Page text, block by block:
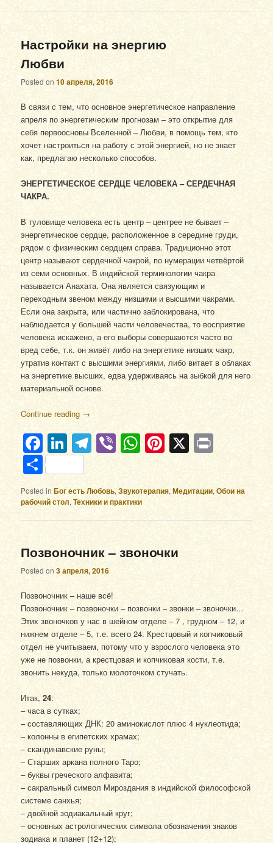
Настройки на энергию
Любви
Posted on10 апреля, 2016
В связи с тем, что основное энергетическое направление
апреля по энергетическим прогнозам – это открытие для
себя первоосновы Вселенной – Любви, в помощь тем, кто
хочет настроиться на работу с этой энергией, но не знает
как, предлагаю несколько способов.
ЭНЕРГЕТИЧЕСКОЕ СЕРДЦЕ ЧЕЛОВЕКА – СЕРДЕЧНАЯ
ЧАКРА.
В туловище человека есть центр – центрее не бывает –
энергетическое сердце, расположенное в середине груди,
рядом с физическим сердцем справа. Традиционно этот
центр называют сердечной чакрой, по нумерации четвёртой
из семи основных. В индийской терминологии чакра
называется Анахата. Она является связующим и
переходным звеном между низшими и высшими чакрами.
Если она закрыта, или частично заблокирована, что
наблюдается у большей части человечества, то восприятие
человека искажено, а его выборы совершаются часто во
вред себе, т.к. он живёт либо на энергетике низших чакр,
утратив контакт с высшими энергиями, либо витает в облаках
на энергетике высших, едва удерживаясь на зыбкой для него
материальной основе.
Continue reading →
Facebook
LinkedIn
Telegram
ViberWhatsApp
Pinterest
X
Отправить
Posted in Бог есть Любовь,Звукотерапия,Медитации,Обои на
рабочий стол,Техники и практики
Позвоночник – звоночки
Posted on3 апреля, 2016
Позвоночник – наше всё!
Позвоночник – позвоночки – позвонки – звонки – звоночки…
Этих звоночков у нас в шейном отделе – 7 , грудном – 12, и
нижнем отделе – 5, т.е. всего 24. Крестцовый и копчиковый
отдел не учитываем, потому что у взрослого человека это
уже не позвонки, а крестцовая и копчиковая кости, т.е.
звонить некуда, только молоточком стучать.
Итак,24:
– часа в сутках;
– составляющих ДНК: 20 аминокислот плюс 4 нуклеотида;
– колонны в египетских храмах;
– скандинавские руны;
– Старших аркана полного Таро;
– буквы греческого алфавита;
– сакральный символ Мироздания в индийской философской
системе санхья;
– двойной зодиакальный круг;
– основных астрологических символа обозначения знаков
зодиака и планет (12+12);